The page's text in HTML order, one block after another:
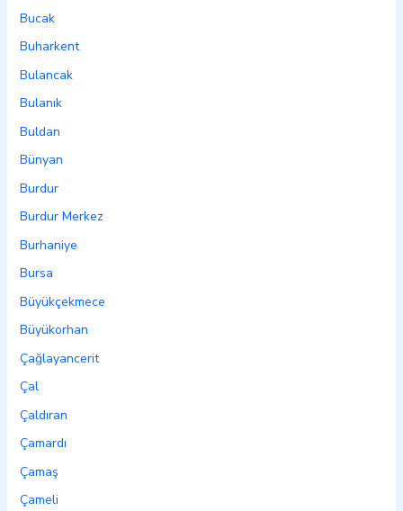
Bucak
Buharkent
Bulancak
Bulanık
Buldan
Bünyan
Burdur
Burdur Merkez
Burhaniye
Bursa
Büyükçekmece
Büyükorhan
Çağlayancerit
Çal
Çaldıran
Çamardı
Çamaş
Çameli